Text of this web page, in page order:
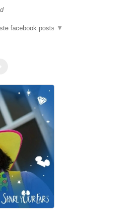
facebook posts ▼